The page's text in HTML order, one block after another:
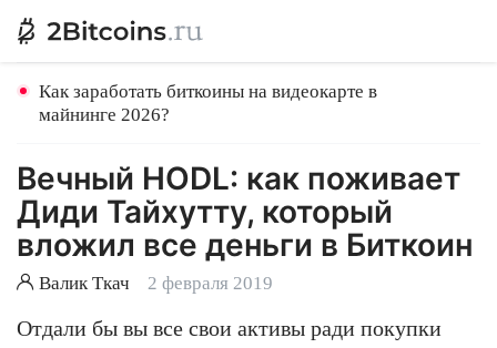
Как заработать биткоины на видеокарте в
майнинге 2026?
Вечный HODL: как поживает
Диди Тайхутту, который
вложил все деньги в Биткоин
Валик Ткач 2 февраля 2019
Отдали бы вы все свои активы ради покупки